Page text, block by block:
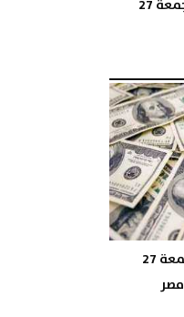
أسعار اللحوم اليوم الجمعة 27
أسعار الدولار اليوم الجمعة 27